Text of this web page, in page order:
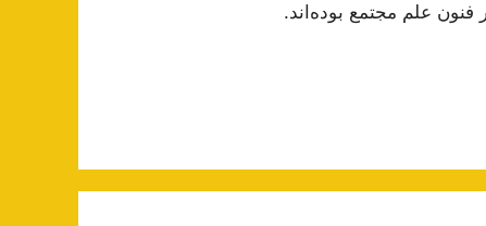
علم مجتمع بوده‌اند.